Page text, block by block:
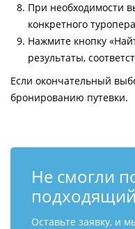
При необходимости
конкретного
Нажмите кнопку
результаты,
Если окончательный
бронированию путевки.
Не смогли
Оставьте заявку, и